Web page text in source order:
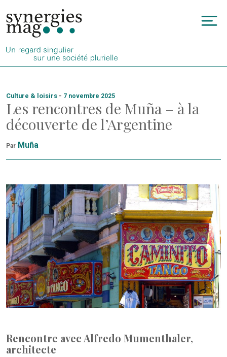
au
contenu
Culture & loisirs - 7 novembre 2025
Les rencontres de Muña – à la
découverte de l’Argentine
Par Muña
Rencontre avec Alfredo Mumenthaler,
architecte